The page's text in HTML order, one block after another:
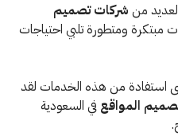
من شركات تصميم
مبتكرة ومتطورة تلبي احتياجات
استفادة من هذه الخدمات لقد
المواقع في السعودية